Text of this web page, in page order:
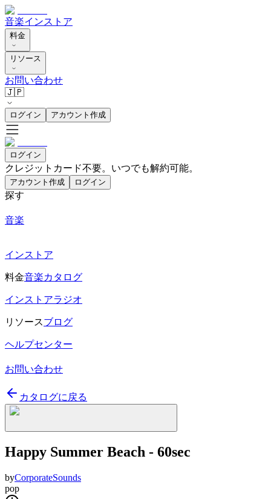
音楽インストア
料金
リソース
お問い合わせ
🇯🇵
ログイン アカウント作成
ログイン
クレジットカード不要。いつでも解約可能。
アカウント作成 ログイン
探す
音楽
インストア
料金音楽カタログ
インストアラジオ
リソースブログ
ヘルプセンター
お問い合わせ
カタログに戻る
Happy Summer Beach - 60sec
byCorporateSounds
pop